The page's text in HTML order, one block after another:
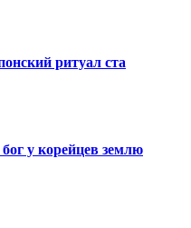
ритуал ста
у корейцев землю